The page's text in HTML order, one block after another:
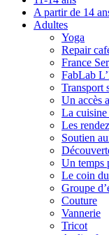
A partir de 14
Adultes
Yoga
Repair
France
FabLab
Transport
Un accès
La
Les
Soutien
Un temps
Le coin
Groupe
Couture
Vannerie
Tricot